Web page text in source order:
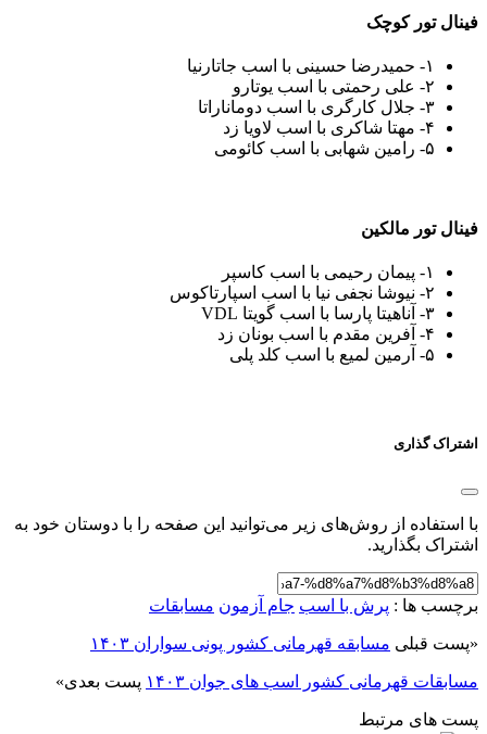
فینال تور کوچک
۱- حمیدرضا حسینی با اسب جاتارنیا
۲- علی رحمتی با اسب یوتارو
۳- جلال کارگری با اسب دوماناراتا
۴- مهتا شاکری با اسب ‌لاویا زد
۵- رامین شهابی با اسب‌ کائومی
فینال تور مالکین
۱- پیمان رحیمی با اسب کاسپر
۲- نیوشا نجفی نیا با اسب اسپارتاکوس
۳- آناهیتا پارسا با اسب گویتا VDL
۴- آفرین مقدم با اسب ‌بونان زد
۵- آرمین لمیع با اسب‌ کلد پلی
اشتراک گذاری
با استفاده از روش‌های زیر می‌توانید این صفحه را با دوستان خود به
اشتراک بگذارید.
برچسب ها : پرش با اسب جام آزمون مسابقات
«پست قبلی مسابقه قهرمانی کشور پونی سواران ۱۴۰۳
مسابقات قهرمانی کشور اسب های جوان ۱۴۰۳ پست بعدی»
پست های مرتبط